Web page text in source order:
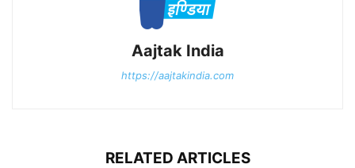
Aajtak India
https://aajtakindia.com
RELATED ARTICLES